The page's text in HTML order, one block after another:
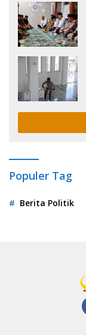
Populer Tag
Berita Politik